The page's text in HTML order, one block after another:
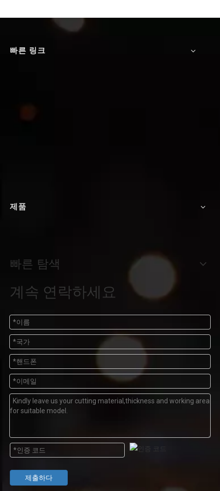
빠른 링크
제품
빠른 탐색
계속 연락하세요
제출하다